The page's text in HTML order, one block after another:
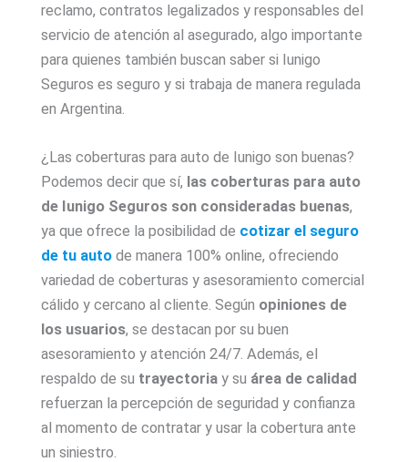
reclamo, contratos legalizados y responsables del
servicio de atención al asegurado, algo importante
para quienes también buscan saber si Iunigo
Seguros es seguro y si trabaja de manera regulada
en Argentina.
¿Las coberturas para auto de Iunigo son buenas?
Podemos decir que sí, las coberturas para auto
de Iunigo Seguros son consideradas buenas,
ya que ofrece la posibilidad de cotizar el seguro
de tu auto de manera 100% online, ofreciendo
variedad de coberturas y asesoramiento comercial
cálido y cercano al cliente. Según opiniones de
los usuarios, se destacan por su buen
asesoramiento y atención 24/7. Además, el
respaldo de su trayectoria y su área de calidad
refuerzan la percepción de seguridad y confianza
al momento de contratar y usar la cobertura ante
un siniestro.